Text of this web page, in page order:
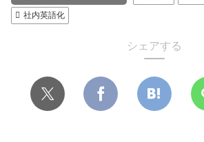
社内英語化
シェアする